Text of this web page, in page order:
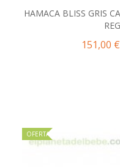
HAMACA BLISS GRIS
151,00 €
OFERTA